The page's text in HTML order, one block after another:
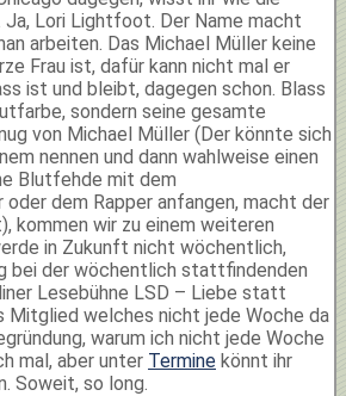
Lori Lightfoot. Der Name macht
arbeiten. Das Michael Müller keine
Frau ist, dafür kann nicht mal er
ist und bleibt, dagegen schon. Blass
sondern seine gesamte
von Michael Müller (Der könnte sich
nennen und dann wahlweise einen
Blutfehde mit dem
dem Rapper anfangen, macht der
kommen wir zu einem weiteren
in Zukunft nicht wöchentlich,
bei der wöchentlich stattfindenden
Lesebühne LSD – Liebe statt
Mitglied welches nicht jede Woche da
warum ich nicht jede Woche
mal, aber unter Termine könnt ihr
Soweit, so long.